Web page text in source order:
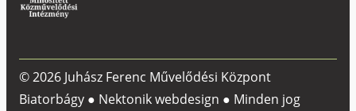
© 2026 Juhász Ferenc Művelődési Központ
Biatorbágy ● Nektonik webdesign ● Minden jog